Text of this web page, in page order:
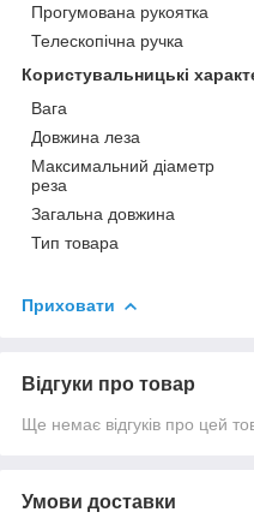
Прогумована рукоятка
Телескопічна ручка
Користувальницькі
Вага
Довжина леза
Максимальний діаметр
реза
Загальна довжина
Тип товара
Приховати
Відгуки про товар
Ще немає відгуків про цей
Умови доставки